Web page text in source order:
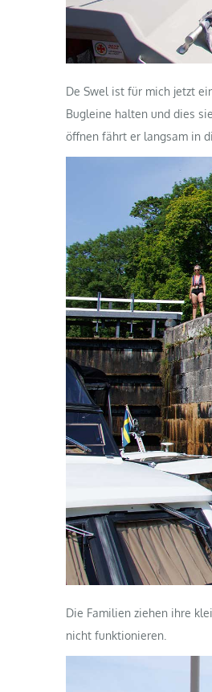
De Swel ist für mich jetzt
Bugleine halten und dies
öffnen fährt er langsam in
Die Familien ziehen ihre
nicht funktionieren.